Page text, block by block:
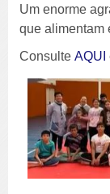
Um enorme
que alimentam
ConsulteAQUI